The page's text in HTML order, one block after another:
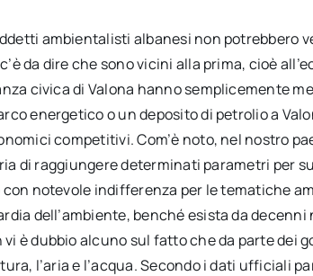
ambientalisti albanesi non potrebbero
da dire che sono vicini alla prima, cioè
civica di Valona hanno semplicemente
energetico o un deposito di petrolio a
competitivi. Com’è noto, nel nostro
di raggiungere determinati parametri per
notevole indifferenza per le tematiche
dell’ambiente, benché esista da decenni
è dubbio alcuno sul fatto che da parte dei
l’aria e l’acqua. Secondo i dati ufficiali